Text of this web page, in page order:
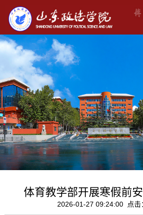
体育教学部开展寒假前
2026-01-27 09:24:00 点击